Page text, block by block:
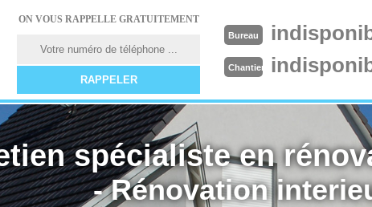
ON VOUS RAPPELLE GRATUITEMENT
Bureau
Chantier
spécialiste en
- Rénovation